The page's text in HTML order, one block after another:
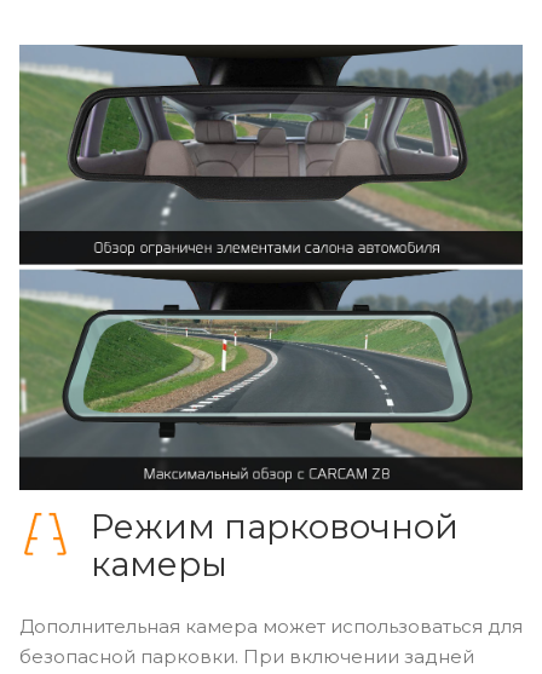
Режим парковочной
камеры
Дополнительная камера может использоваться для
безопасной парковки. При включении задней